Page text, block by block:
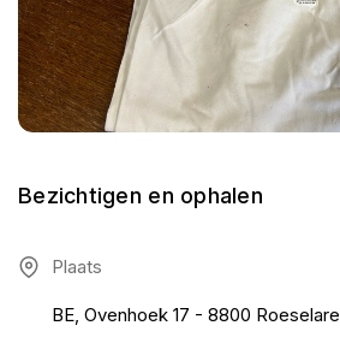
Bezichtigen en ophalen
Plaats
BE, Ovenhoek 17 - 8800 Roeselare